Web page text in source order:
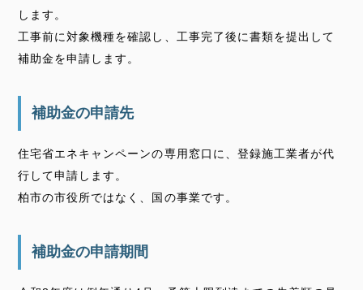
します。
工事前に対象機種を確認し、工事完了後に書類を提出して
補助金を申請します。
補助金の申請先
住宅省エネキャンペーンの専用窓口に、登録施工業者が代
行して申請します。
柏市の市役所ではなく、国の事業です。
補助金の申請期間